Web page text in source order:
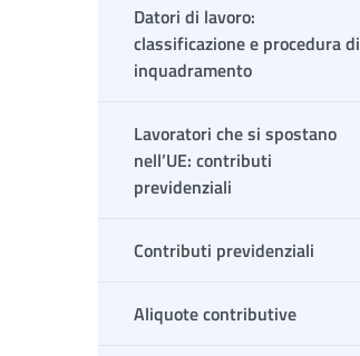
Datori di lavoro:
classificazione e procedura di
inquadramento
Lavoratori che si spostano
nell’UE: contributi
previdenziali
Contributi previdenziali
Aliquote contributive